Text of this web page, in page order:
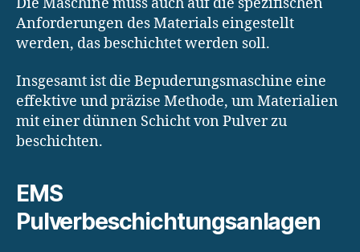
Anforderungen des Materials eingestellt
werden, das beschichtet werden soll.
Insgesamt ist die Bepuderungsmaschine eine
effektive und präzise Methode, um Materialien
mit einer dünnen Schicht von Pulver zu
beschichten.
EMS
Pulverbeschichtungsanlagen